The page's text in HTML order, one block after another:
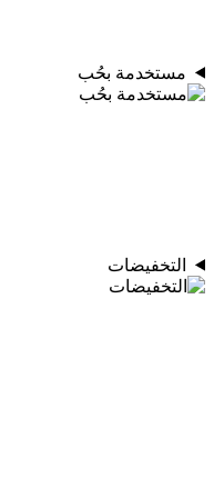
مستخدمة بحُب
التخفيضات